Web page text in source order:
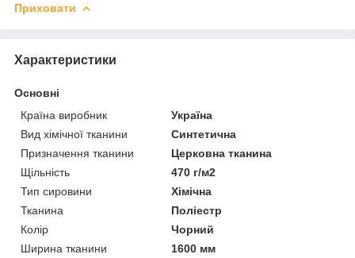
Приховати
Характеристики
Основні
Країна виробник
Україна
Вид хімічної тканини
Синтетична
Призначення тканини
Церковна тканина
Щільність
470 г/м2
Тип сировини
Хімічна
Тканина
Поліестр
Колір
Чорний
Ширина тканини
1600 мм